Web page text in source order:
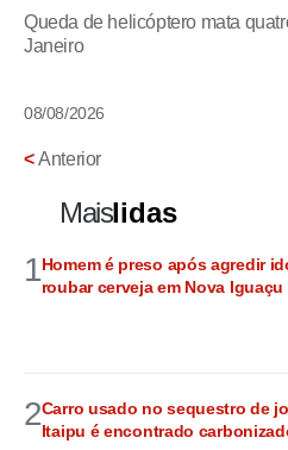
Queda de helicóptero mata
Janeiro
08/08/2026
<Anterior
Maislidas
1Homem é preso após agredir
roubar cerveja em Nova Iguaçu
2Carro usado no sequestro de
Itaipu é encontrado